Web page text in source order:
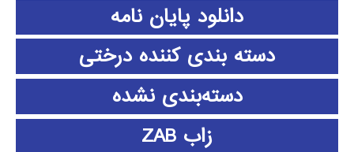
دانلود پايان نامه
دسته بندی کننده درختی
دسته‌بندی نشده
زاب ZAB